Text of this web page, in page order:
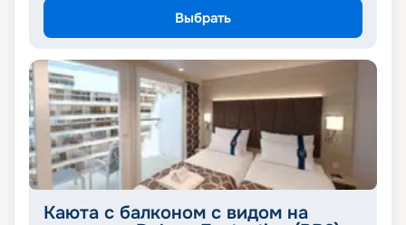
Выбрать
Каюта с балконом с видом на